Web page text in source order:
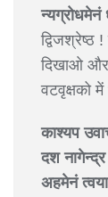
न्यग्रोधमेनं
द्विजश्रेष्ठ
दिखाओ
वटवृक्षको
काश्यप
दश
अहमेनं